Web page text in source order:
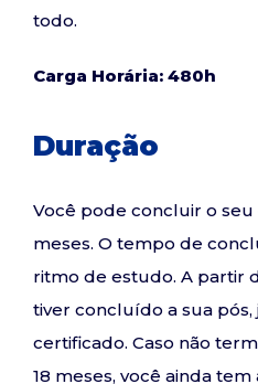
todo.
Carga Horária: 480h
Duração
Você pode concluir o seu
meses. O tempo de
ritmo de estudo. A partir
tiver concluído a sua
certificado. Caso não
18 meses, você ainda